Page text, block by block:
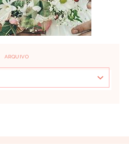
ARQUIVO